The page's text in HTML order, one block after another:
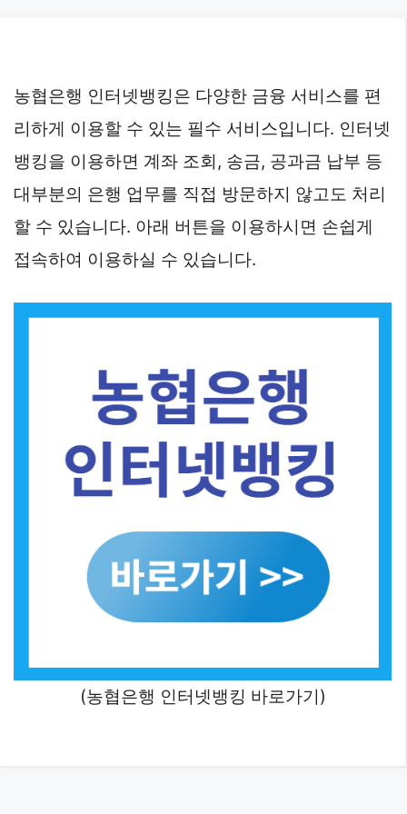
농협은행 인터넷뱅킹은 다양한 금융 서비스를 편
리하게 이용할 수 있는 필수 서비스입니다. 인터넷
뱅킹을 이용하면 계좌 조회, 송금, 공과금 납부 등
대부분의 은행 업무를 직접 방문하지 않고도 처리
할 수 있습니다. 아래 버튼을 이용하시면 손쉽게
접속하여 이용하실 수 있습니다.
(농협은행 인터넷뱅킹 바로가기)